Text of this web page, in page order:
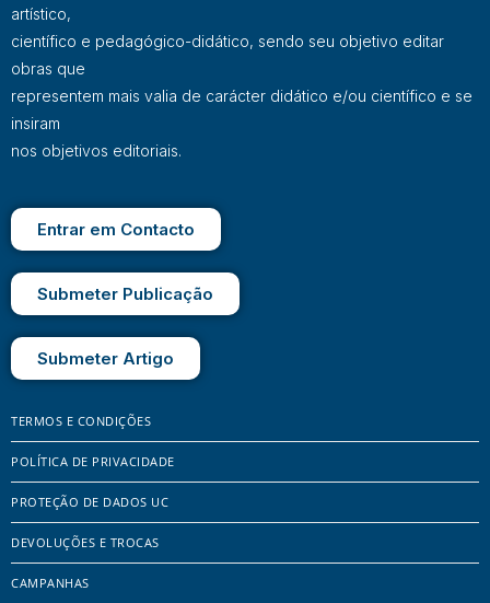
artístico,
científico e pedagógico-didático, sendo seu objetivo editar
obras que
representem mais valia de carácter didático e/ou científico e se
insiram
nos objetivos editoriais.
Entrar em Contacto
Submeter Publicação
Submeter Artigo
TERMOS E CONDIÇÕES
POLÍTICA DE PRIVACIDADE
PROTEÇÃO DE DADOS UC
DEVOLUÇÕES E TROCAS
CAMPANHAS